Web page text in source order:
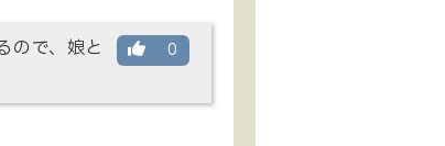
0
ので、娘と